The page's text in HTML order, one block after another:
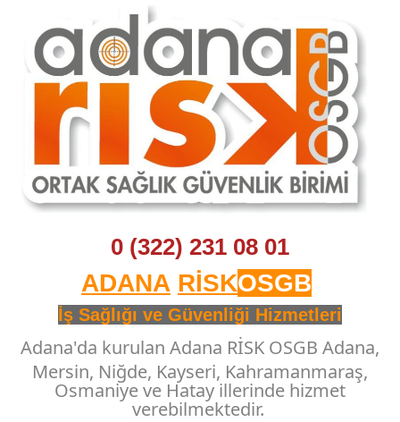
0 (322) 231 08 01
ADANA RİSKOSGB
İş Sağlığı ve Güvenliği Hizmetleri
Adana'da kurulan Adana RİSK OSGB Adana,
Mersin, Niğde, Kayseri, Kahramanmaraş,
Osmaniye ve Hatay illerinde hizmet
verebilmektedir.